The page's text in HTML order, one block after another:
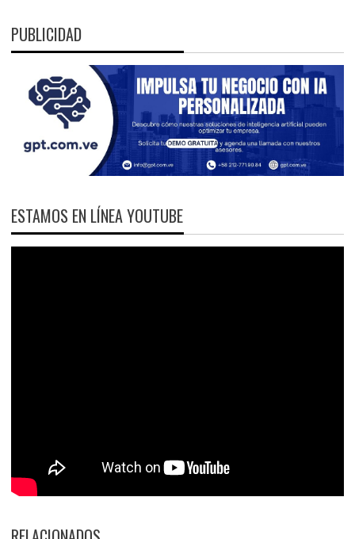
PUBLICIDAD
ESTAMOS EN LÍNEA YOUTUBE